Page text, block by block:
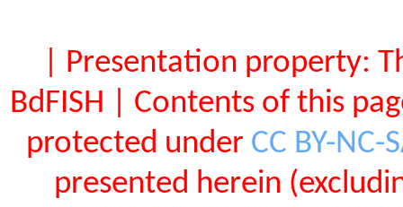
| Presentation property:
BdFISH | Contents of this
protected under CC BY-NC-
presented herein